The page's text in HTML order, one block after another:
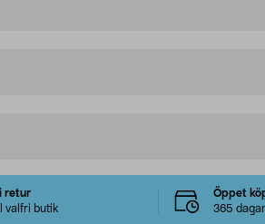
retur
valfri butik
Öppet
365